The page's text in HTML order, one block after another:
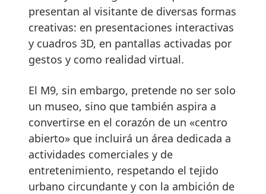
presentan al visitante de diversas formas
creativas: en presentaciones interactivas
y cuadros 3D, en pantallas activadas por
gestos y como realidad virtual.
El M9, sin embargo, pretende no ser solo
un museo, sino que también aspira a
convertirse en el corazón de un «centro
abierto» que incluirá un área dedicada a
actividades comerciales y de
entretenimiento, respetando el tejido
urbano circundante y con la ambición de